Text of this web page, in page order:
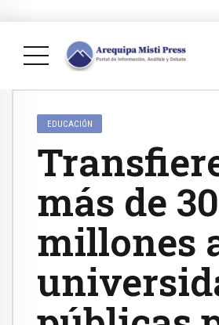
EDUCACIÓN
más de 30
millones